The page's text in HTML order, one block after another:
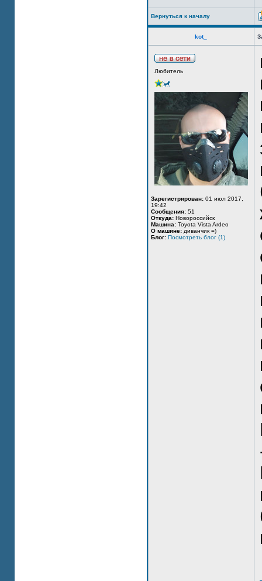
Вернуться к началу
kot_
Любитель
Зарегистрирован: 01 июл 2017,
19:42
Сообщения: 51
Откуда: Новороссийск
Машина: Toyota Vista Ardeo
О машине: диванчик =)
Блог: Посмотреть блог (1)